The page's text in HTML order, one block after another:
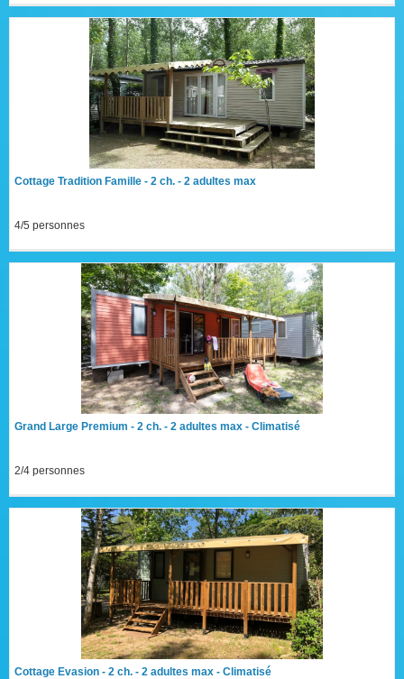
Cottage Tradition Famille - 2 ch. - 2 adultes max
4/5 personnes
Grand Large Premium - 2 ch. - 2 adultes max - Climatisé
2/4 personnes
Cottage Evasion - 2 ch. - 2 adultes max - Climatisé